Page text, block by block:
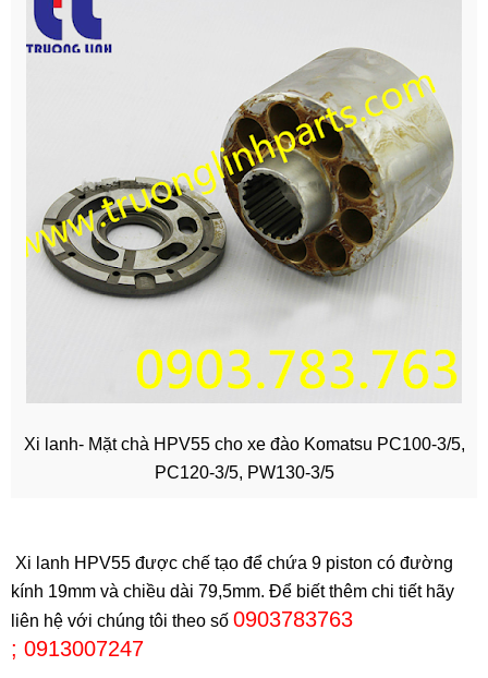
Xi lanh- Mặt chà HPV55 cho xe đào Komatsu PC100-3/5,
PC120-3/5, PW130-3/5
Xi lanh HPV55 được chế tạo để chứa 9 piston có đường
kính 19mm và chiều dài 79,5mm. Để biết thêm chi tiết hãy
liên hệ với chúng tôi theo số 0903783763
; 0913007247